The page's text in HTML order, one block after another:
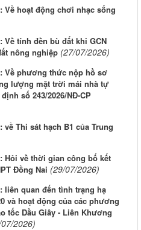
Về hoạt động chơi nhạc sống
tính đền bù đất khi GCN
nông nghiệp (27/07/2026)
Về phương thức nộp hồ sơ
lượng mặt trời mái nhà tự
số 243/2026/NĐ-CP
Thi sát hạch B1 của Trung
Hỏi về thời gian công bố kết
Đồng Nai (29/07/2026)
liên quan đến tình trạng hạ
và hoạt động của các phương
tốc Dầu Giây - Liên Khương
2026)